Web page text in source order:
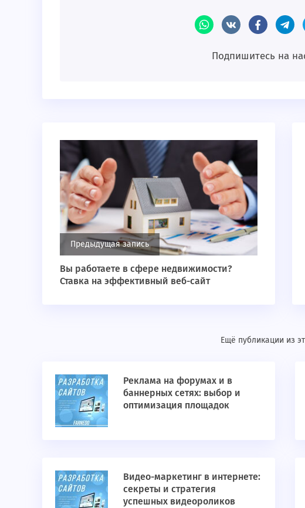
Подпишитесь на
Предыдущая запись
Вы работаете в сфере недвижимости?
Ставка на эффективный веб-сайт
Ещё публикации из
Реклама на форумах и в
баннерных сетях: выбор и
оптимизация площадок
Видео-маркетинг в интернете:
секреты и стратегия
успешных видеороликов